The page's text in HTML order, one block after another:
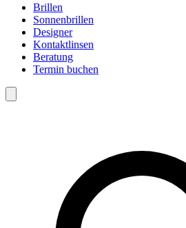
Brillen
Sonnenbrillen
Designer
Kontaktlinsen
Beratung
Termin buchen